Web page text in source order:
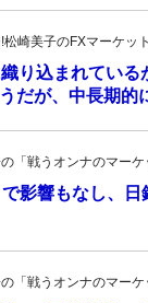
崎美子のFXマーケッ
り込まれている
だが、中長期
「戦うオンナのマーケ
影響もなし、
「戦うオンナのマーケ